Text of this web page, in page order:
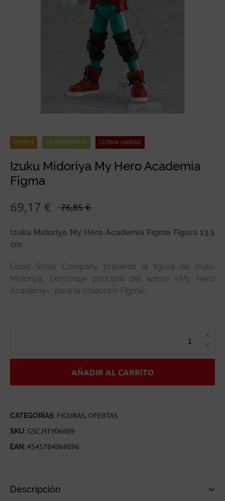
OFERTA EN EXISTENCIAS ÚLTIMA UNIDAD
Izuku Midoriya My Hero Academia
Figma
76,85 €
El
precio
era:
69,17 €
El
precio
es:
Izuku Midoriya My Hero Academia Figma Figura 13,5
cm
Good Smile Company presenta la figura de Izuku
Midoriya, personaje principal del anime «My Hero
Academy», para la colección Figma.
FIGMA
AÑADIR AL CARRITO
CATEGORÍAS: FIGURAS, OFERTAS
SKU: GSC.HTY06609
EAN:4545784066096
Descripción